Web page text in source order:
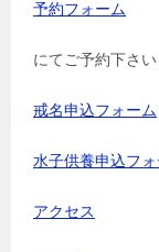
予約フォーム
にてご予約下さい
戒名申込フォーム
水子供養申込フ
アクセス